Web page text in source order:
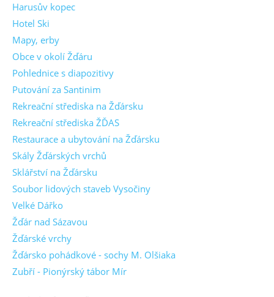
Harusův kopec
Hotel Ski
Mapy, erby
Obce v okolí Žďáru
Pohlednice s diapozitivy
Putování za Santinim
Rekreační střediska na Žďársku
Rekreační střediska ŽĎAS
Restaurace a ubytování na Žďársku
Skály Žďárských vrchů
Sklářství na Žďársku
Soubor lidových staveb Vysočiny
Velké Dářko
Žďár nad Sázavou
Žďárské vrchy
Žďársko pohádkové - sochy M. Olšiaka
Zubří - Pionýrský tábor Mír